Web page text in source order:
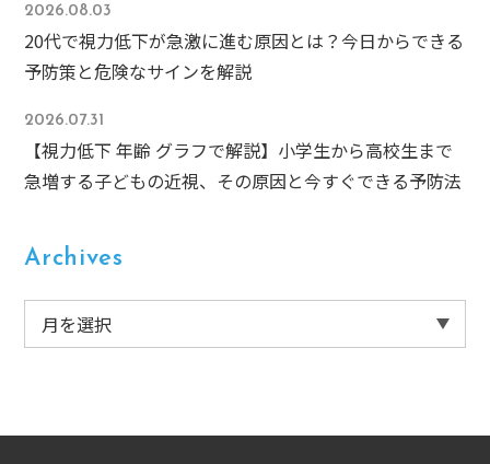
2026.08.03
20代で視力低下が急激に進む原因とは？今日からできる
予防策と危険なサインを解説
2026.07.31
【視力低下 年齢 グラフで解説】小学生から高校生まで
急増する子どもの近視、その原因と今すぐできる予防法
Archives